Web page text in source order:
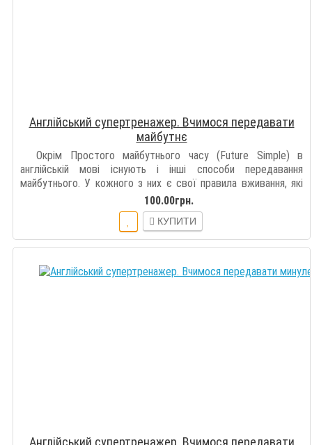
Англійський супертренажер. Вчимося передавати
майбутнє
Окрім Простого майбутнього часу (Future Simple) в
англійській мові існують і інші способи передавання
майбутнього. У кожного з них є свої правила вживання, які
необхідно засвоїти, щоб сп..100.00грн.
КУПИТИ
Англійський супертренажер. Вчимося передавати